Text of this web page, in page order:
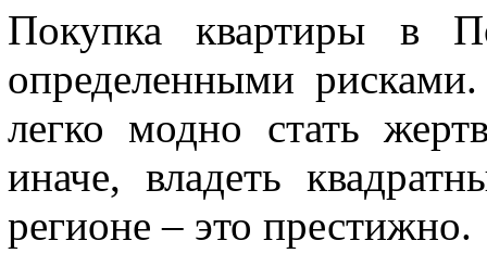
Покупка квартиры в
определенными
легко модно стать
иначе, владеть
регионе – это престижно.